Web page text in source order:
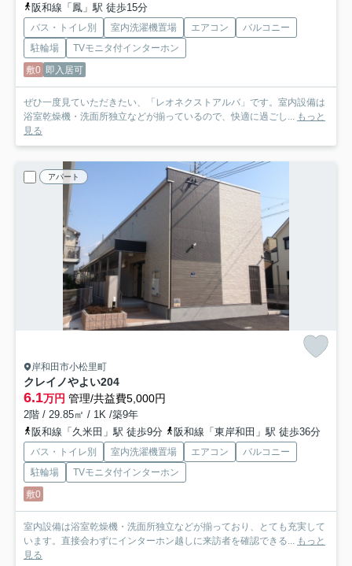
阪和線「鳳」駅 徒歩15分
バス・トイレ別 室内洗濯機置場 エアコン
バルコニー
駐輪場
TVモニタ付インターホン
敷0 即入居可
ぜひ一度見ていただきたい、「レオネクストアルバ」です。室内設備は
浴室乾燥機・洗面所独立などが揃っているので、快適に過ごし... もっと
見る
アパート
岸和田市小松里町
クレイノやよい204
6.1万円 管理/共益費5,000円
2階 / 29.85㎡ / 1K /築9年
阪和線「久米田」駅 徒歩9分
阪和線「東岸和田」駅 徒歩36分
バス・トイレ別 室内洗濯機置場 エアコン
バルコニー
駐輪場
TVモニタ付インターホン
敷0
室内設備は浴室乾燥機・洗面所独立などが揃っており、とても充実して
います。直接会わずにインターホン越しに来訪者を確認できる... もっと
見る